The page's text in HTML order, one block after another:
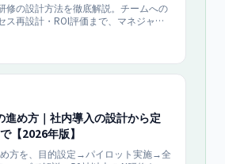
修の設計方法を徹底解説。チームへの
ス再設計・ROI評価まで、マネジャー
め方｜社内導入の設計から定
【2026年版】
方を、目的設定→パイロット実施→全